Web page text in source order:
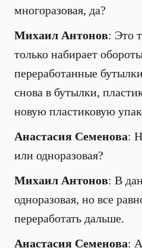
многоразовая, да?
Михаил Антонов: Это
только набирает
переработанные
снова в бутылки,
новую пластиковую
Анастасия Семенова:
или одноразовая?
Михаил Антонов: В
одноразовая, но все
переработать дальше.
Анастасия Семенова: